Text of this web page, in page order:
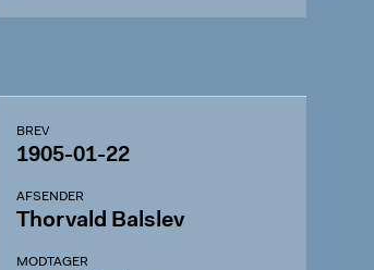
BREV
1905-01-22
AFSENDER
Thorvald Balslev
MODTAGER